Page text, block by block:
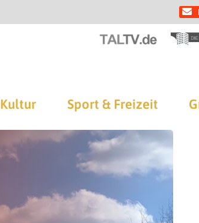
Kultur Sport & Freizeit